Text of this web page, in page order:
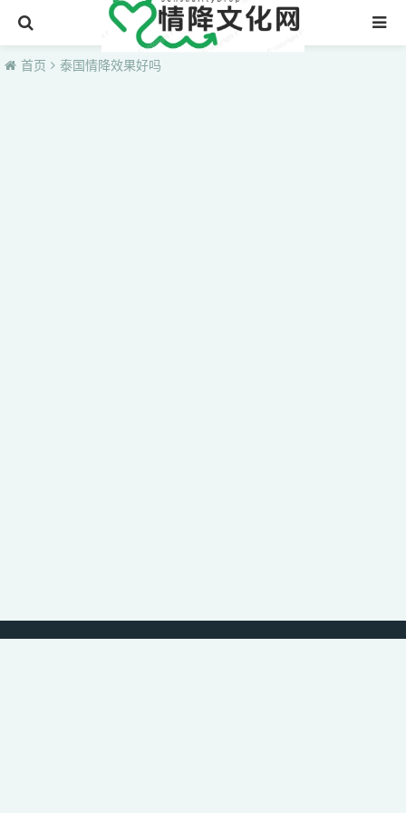
首页
首页 泰国情降效果好吗